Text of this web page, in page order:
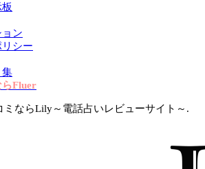
ン
シー
集
らFluer
ミならLily～電話占いレビューサイト～.